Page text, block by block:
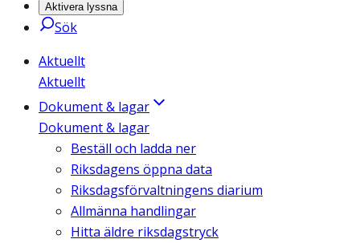
Aktivera lyssna
Sök
Aktuellt
Aktuellt
Dokument & lagar
Dokument & lagar
Beställ och ladda ner
Riksdagens öppna data
Riksdagsförvaltningens diarium
Allmänna handlingar
Hitta äldre riksdagstryck